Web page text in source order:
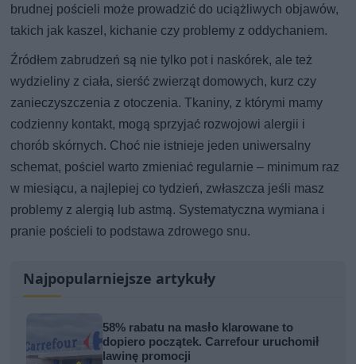
brudnej pościeli może prowadzić do uciążliwych objawów,
takich jak kaszel, kichanie czy problemy z oddychaniem.
Źródłem zabrudzeń są nie tylko pot i naskórek, ale też
wydzieliny z ciała, sierść zwierząt domowych, kurz czy
zanieczyszczenia z otoczenia. Tkaniny, z którymi mamy
codzienny kontakt, mogą sprzyjać rozwojowi alergii i
chorób skórnych. Choć nie istnieje jeden uniwersalny
schemat, pościel warto zmieniać regularnie – minimum raz
w miesiącu, a najlepiej co tydzień, zwłaszcza jeśli masz
problemy z alergią lub astmą. Systematyczna wymiana i
pranie pościeli to podstawa zdrowego snu.
Najpopularniejsze artykuły
58% rabatu na masło klarowane to
dopiero początek. Carrefour uruchomił
lawinę promocji